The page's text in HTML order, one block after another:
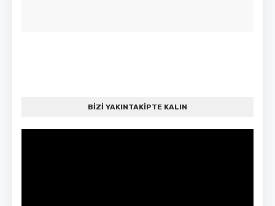
BİZİ YAKINTAKİPTE KALIN